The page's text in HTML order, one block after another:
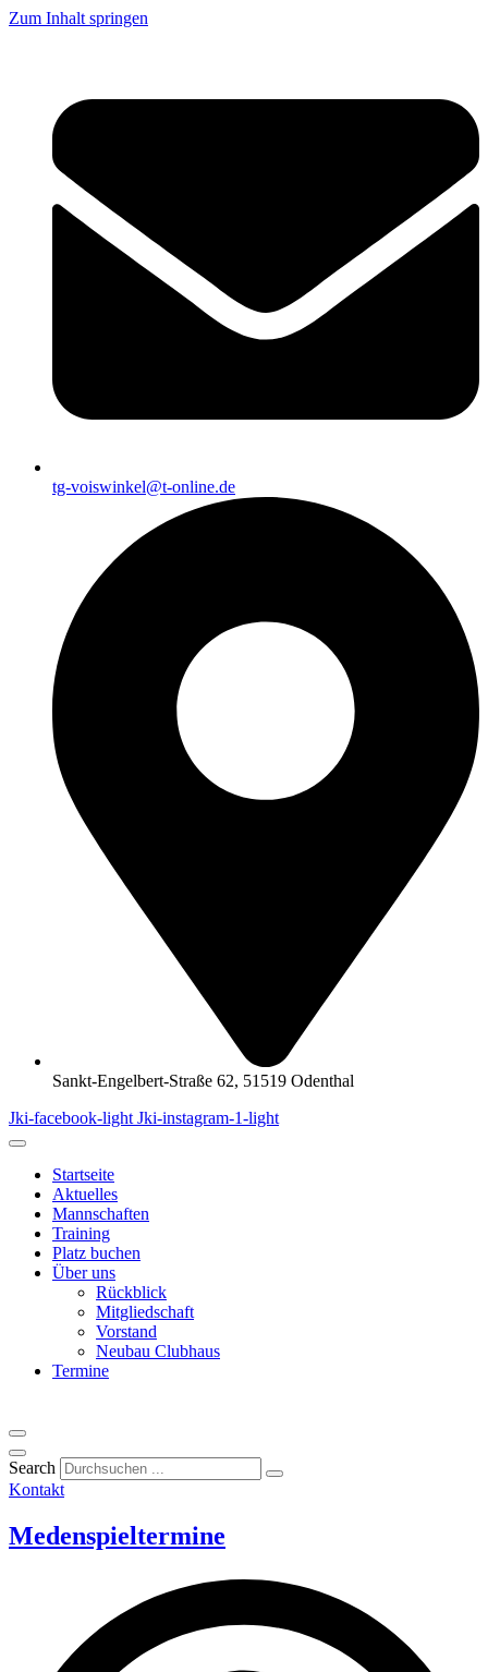
Zum Inhalt springen
tg-voiswinkel@t-online.de
Sankt-Engelbert-Straße 62, 51519 Odenthal
Jki-facebook-light Jki-instagram-1-light
Startseite
Aktuelles
Mannschaften
Training
Platz buchen
Über uns
Rückblick
Mitgliedschaft
Vorstand
Neubau Clubhaus
Termine
Search
Kontakt
Medenspieltermine